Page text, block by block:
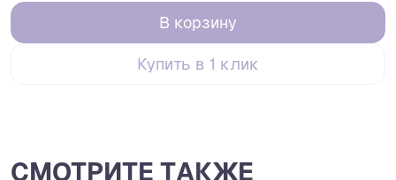
В корзину
Купить в 1 клик
СМОТРИТЕ ТАКЖЕ